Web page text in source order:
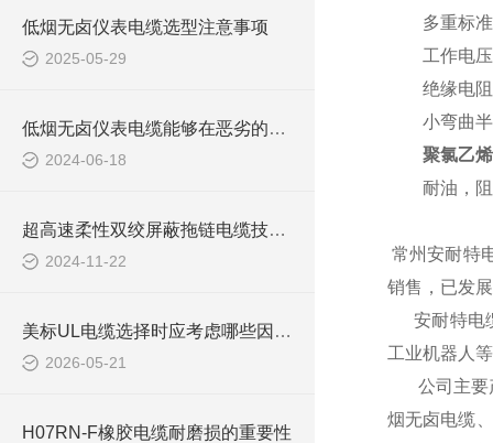
低烟无卤仪表电缆选型注意事项
2025-05-29
低烟无卤仪表电缆能够在恶劣的环境条件下长期稳定运行
2024-06-18
超高速柔性双绞屏蔽拖链电缆技术要求
2024-11-22
美标UL电缆选择时应考虑哪些因素？
2026-05-21
H07RN-F橡胶电缆耐磨损的重要性
多重标准的
工作电压
绝缘电阻
小弯曲半
聚氯乙
耐油，阻燃
常州安耐特
销售，已发
安耐特电缆
工业机器人
公司主要产
烟无卤电缆